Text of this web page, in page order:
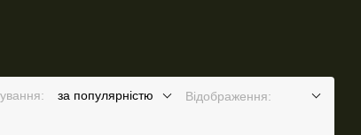
за популярністю Відображення: